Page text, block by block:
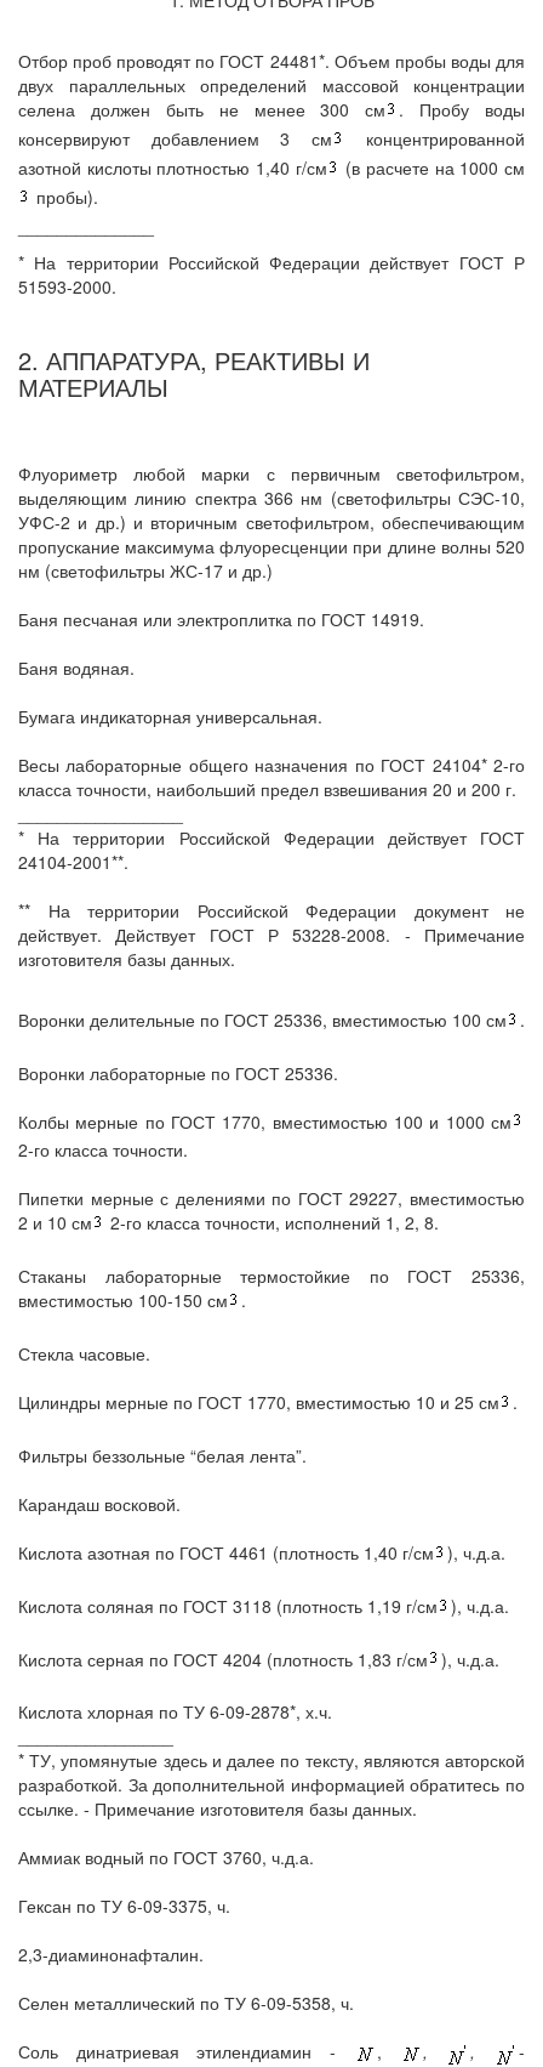
Отбор проб проводят по ГОСТ 24481*. Объем пробы воды для
двух параллельных определений массовой концентрации
селена должен быть не менее 300 см
. Пробу воды
консервируют добавлением 3 см
концентрированной
азотной кислоты плотностью 1,40 г/см
(в расчете на 1000 см
пробы).
* На территории Российской Федерации действует ГОСТ Р
51593-2000.
2. АППАРАТУРА, РЕАКТИВЫ И
МАТЕРИАЛЫ
Флуориметр любой марки с первичным светофильтром,
выделяющим линию спектра 366 нм (светофильтры СЭС-10,
УФС-2 и др.) и вторичным светофильтром, обеспечивающим
пропускание максимума флуоресценции при длине волны 520
нм (светофильтры ЖС-17 и др.)
Баня песчаная или электроплитка по ГОСТ 14919.
Баня водяная.
Бумага индикаторная универсальная.
Весы лабораторные общего назначения по ГОСТ 24104* 2-го
класса точности, наибольший предел взвешивания 20 и 200 г.
* На территории Российской Федерации действует ГОСТ
24104-2001**.
** На территории Российской Федерации документ не
действует. Действует ГОСТ Р 53228-2008. - Примечание
изготовителя базы данных.
Воронки делительные по ГОСТ 25336, вместимостью 100 см .
Воронки лабораторные по ГОСТ 25336.
Колбы мерные по ГОСТ 1770, вместимостью 100 и 1000 см
2-го класса точности.
Пипетки мерные с делениями по ГОСТ 29227, вместимостью
2 и 10 см
2-го класса точности, исполнений 1, 2, 8.
Стаканы лабораторные термостойкие по ГОСТ 25336,
вместимостью 100-150 см
.
Стекла часовые.
Цилиндры мерные по ГОСТ 1770, вместимостью 10 и 25 см
.
Фильтры беззольные “белая лента”.
Карандаш восковой.
Кислота азотная по ГОСТ 4461 (плотность 1,40 г/см ), ч.д.а.
Кислота соляная по ГОСТ 3118 (плотность 1,19 г/см ), ч.д.а.
Кислота серная по ГОСТ 4204 (плотность 1,83 г/см ), ч.д.а.
Кислота хлорная по ТУ 6-09-2878*, х.ч.
* ТУ, упомянутые здесь и далее по тексту, являются авторской
разработкой. За дополнительной информацией обратитесь по
ссылке. - Примечание изготовителя базы данных.
Аммиак водный по ГОСТ 3760, ч.д.а.
Гексан по ТУ 6-09-3375, ч.
2,3-диаминонафталин.
Селен металлический по ТУ 6-09-5358, ч.
Соль динатриевая этилендиамин -
, , ,
-